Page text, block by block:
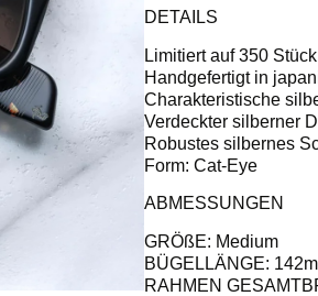
DETAILS
Limitiert auf 350 Stück
Handgefertigt in
Charakteristische
Verdeckter silberner
Robustes silbernes
Form: Cat-Eye
ABMESSUNGEN
GRÖßE: Medium
BÜGELLÄNGE:
RAHMEN